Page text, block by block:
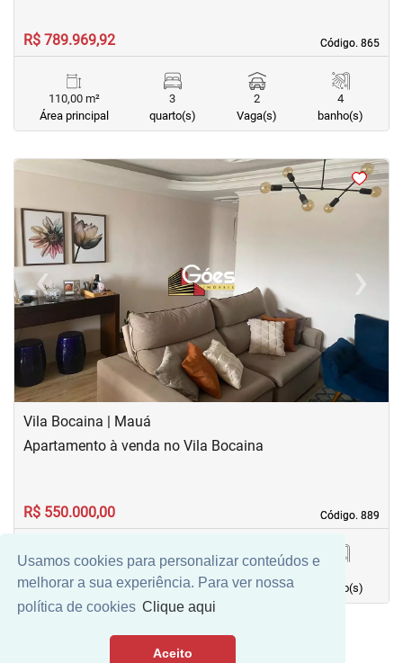
Usamos cookies para personalizar conteúdos e
melhorar a sua experiência. Para ver nossa
política de cookies Clique aqui
AceitoMais Filtros
Código. 865
Código. 865
R$ 789.969,92
110,00 m²
Área principal
3
quarto(s)
2
Vaga(s)
4
banho(s)
<
‹Previous ›Next
Vila Bocaina | Mauá
Código. 889
Código. 889
Apartamento à venda no Vila Bocaina
R$ 550.000,00
Área principal
quarto(s)
Vaga(s)
banho(s)